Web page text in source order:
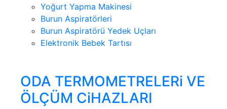
Yoğurt Yapma Makinesi
Burun Aspiratörleri
Burun Aspiratörü Yedek Uçları
Elektronik Bebek Tartısı
ODA TERMOMETRELERi VE
ÖLÇÜM CiHAZLARI